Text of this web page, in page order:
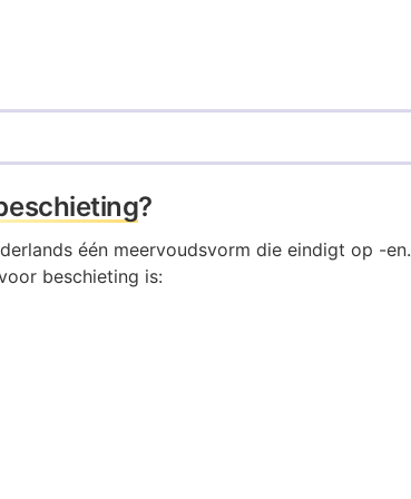
?
één meervoudsvorm die eindigt op -en.
beschieting is: